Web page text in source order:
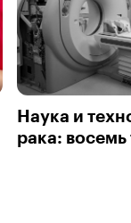
Наука и
рака: восемь